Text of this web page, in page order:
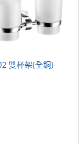
雙杯架(全銅)